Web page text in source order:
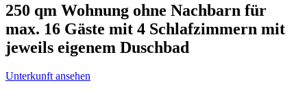
250 qm Wohnung ohne Nachbarn für
max. 16 Gäste mit 4 Schlafzimmern mit
jeweils eigenem Duschbad
Unterkunft ansehen